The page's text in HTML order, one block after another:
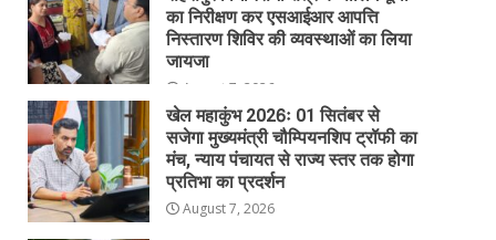
का निरीक्षण कर एसआईआर आपत्ति
निस्तारण शिविर की व्यवस्थाओं का लिया
जायजा
August 7, 2026
खेल महाकुंभ 2026ः 01 सितंबर से
सजेगा मुख्यमंत्री चौम्पियनशिप ट्रॉफी का
मंच, न्याय पंचायत से राज्य स्तर तक होगा
प्रतिभा का प्रदर्शन
August 7, 2026